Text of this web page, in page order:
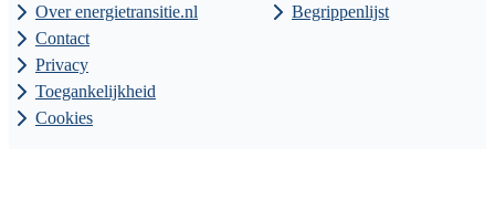
Over energietransitie.nl
Contact
Privacy
Toegankelijkheid
Cookies
Begrippenlijst